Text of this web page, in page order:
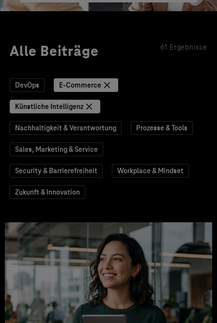
Alle Beiträge 61 Ergebnisse
DevOps E-Commerce
Künstliche Intelligenz
Nachhaltigkeit & Verantwortung Prozesse & Tools
Sales, Marketing & Service
Security & Barrierefreiheit Workplace & Mindset
Zukunft & Innovation